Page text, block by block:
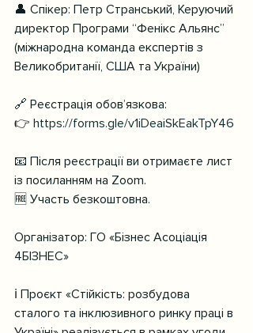
👤 Спікер: Петр Странський, Керуючий
директор Програми “Фенікс Альянс”
(міжнародна команда експертів з
Великобританії, США та України)
🔗 Реєстрація обовʼязкова:
👉 https://forms.gle/v1iDeaiSkEakTpY46
📧 Після реєстрації ви отримаєте лист
із посиланням на Zoom.
🆓 Участь безкоштовна.
Організатор: ГО «Бізнес Асоціація
4БІЗНЕС»
ℹ️ Проєкт «Стійкість: розбудова
сталого та інклюзивного ринку праці в